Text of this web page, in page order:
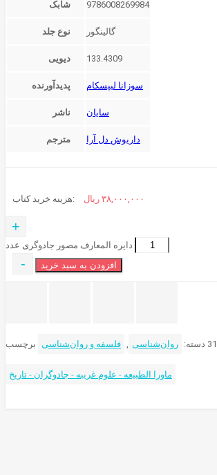
شابک 9786008269984
نوع جلد گالینگور
دیویی 133.4309
پدیدآورنده سوزانا لیپسکام
ناشر سایان
مترجم داریوش دل آرا
هزینه خرید کتاب: ۳۸,۰۰۰,۰۰۰ ریال
+
دایره المعارف مصور جادوگری عدد
- افزودن به سبد خرید
دسته: روان‌شناسی فلسفه و روان‌شناسی
ماورا الطبیعه - علوم غریبه - جادوگران - تاریخ